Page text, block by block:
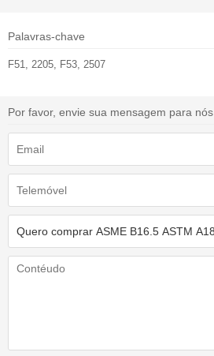
Palavras-chave
F51, 2205, F53, 2507
Por favor, envie sua mensagem para nós